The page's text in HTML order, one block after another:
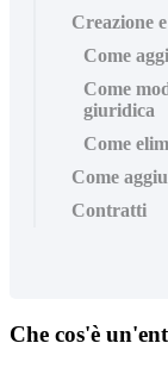
Creazione
Come
Come
giuridica
Come
Come
Contratti
Che cos'è un'